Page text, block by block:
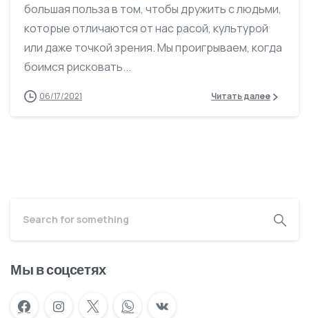
большая польза в том, чтобы дружить с людьми,
которые отличаются от нас расой, культурой
или даже точкой зрения. Мы проигрываем, когда
боимся рисковать...
06/17/2021 Читать далее
Мы в соцсетях